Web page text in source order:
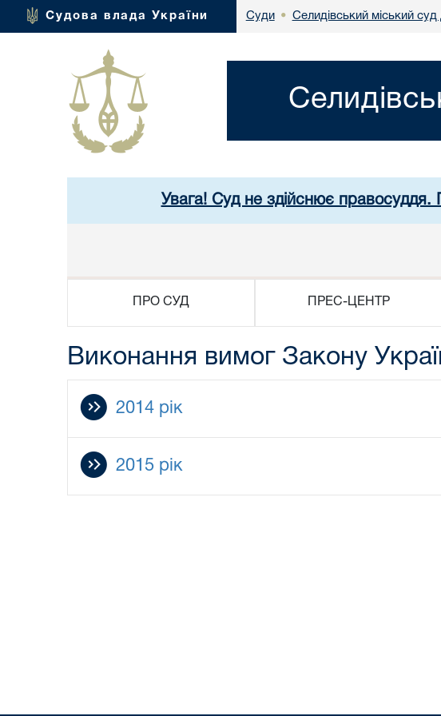
Судова влада України Суди • Селидівський міський суд
Увага! Суд не здійснює правосуддя.
ПРО СУД ПРЕС-ЦЕНТР
Виконання вимог Закону
2014 рік
2015 рік